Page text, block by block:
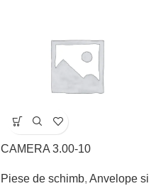
CAMERA 3.00-10
Piese de schimb, Anvelope si